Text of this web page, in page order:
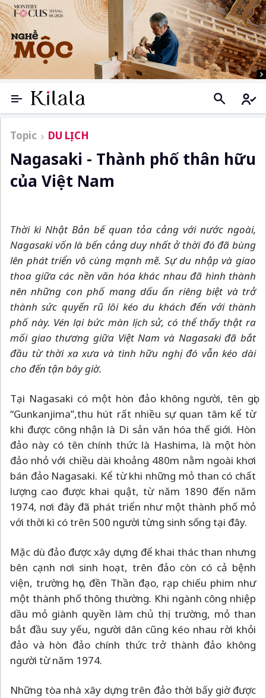
Topic DU LỊCH
Nagasaki - Thành phố thân hữu
của Việt Nam
Thời kì Nhật Bản bế quan tỏa cảng với nước ngoài,
Nagasaki vốn là bến cảng duy nhất ở thời đó đã bùng
lên phát triển vô cùng mạnh mẽ. Sự du nhập và giao
thoa giữa các nền văn hóa khác nhau đã hình thành
nên những con phố mang dấu ấn riêng biệt và trở
thành sức quyến rũ lôi kéo du khách đến với thành
phố này. Vén lại bức màn lịch sử, có thể thấy thật ra
mối giao thương giữa Việt Nam và Nagasaki đã bắt
đầu từ thời xa xưa và tình hữu nghị đó vẫn kéo dài
cho đến tận bây giờ.
Tại Nagasaki có một hòn đảo không người, tên gọi
“Gunkanjima”,thu hút rất nhiều sự quan tâm kể từ
khi được công nhận là Di sản văn hóa thế giới. Hòn
đảo này có tên chính thức là Hashima, là một hòn
đảo nhỏ với chiều dài khoảng 480m nằm ngoài khơi
bán đảo Nagasaki. Kể từ khi những mỏ than có chất
lượng cao được khai quật, từ năm 1890 đến năm
1974, nơi đây đã phát triển như một thành phố mỏ
với thời kì có trên 500 người từng sinh sống tại đây.
Mặc dù đảo được xây dựng để khai thác than nhưng
bên cạnh nơi sinh hoạt, trên đảo còn có cả bệnh
viện, trường học, đền Thần đạo, rạp chiếu phim như
một thành phố thông thường. Khi ngành công nhiệp
dầu mỏ giành quyền làm chủ thị trường, mỏ than
bắt đầu suy yếu, người dân cũng kéo nhau rời khỏi
đảo và hòn đảo chính thức trở thành đảo không
người từ năm 1974.
Những tòa nhà xây dựng trên đảo thời bấy giờ được